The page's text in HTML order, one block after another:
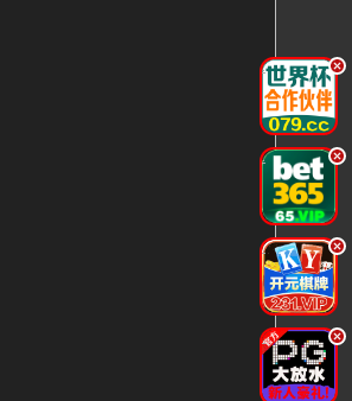
.
.
.
.